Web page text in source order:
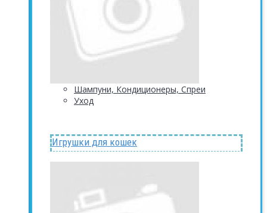
Шампуни, Кондиционеры, Спреи
Уход
Игрушки для кошек